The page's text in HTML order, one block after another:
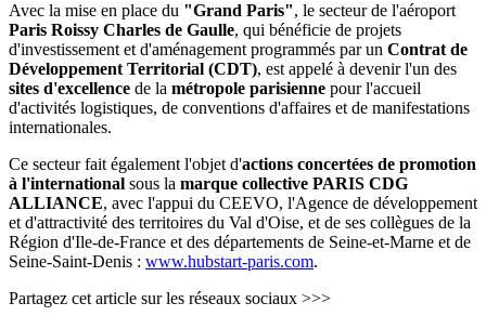
Avec la mise en place du "Grand Paris", le secteur de l'aéroport
Paris Roissy Charles de Gaulle, qui bénéficie de projets
d'investissement et d'aménagement programmés par un Contrat de
Développement Territorial (CDT), est appelé à devenir l'un des
sites d'excellence de la métropole parisienne pour l'accueil
d'activités logistiques, de conventions d'affaires et de manifestations
internationales.
Ce secteur fait également l'objet d'actions concertées de promotion
à l'international sous la marque collective PARIS CDG
ALLIANCE, avec l'appui du CEEVO, l'Agence de développement
et d'attractivité des territoires du Val d'Oise, et de ses collègues de la
Région d'Ile-de-France et des départements de Seine-et-Marne et de
Seine-Saint-Denis : www.hubstart-paris.com.
Partagez cet article sur les réseaux sociaux >>>